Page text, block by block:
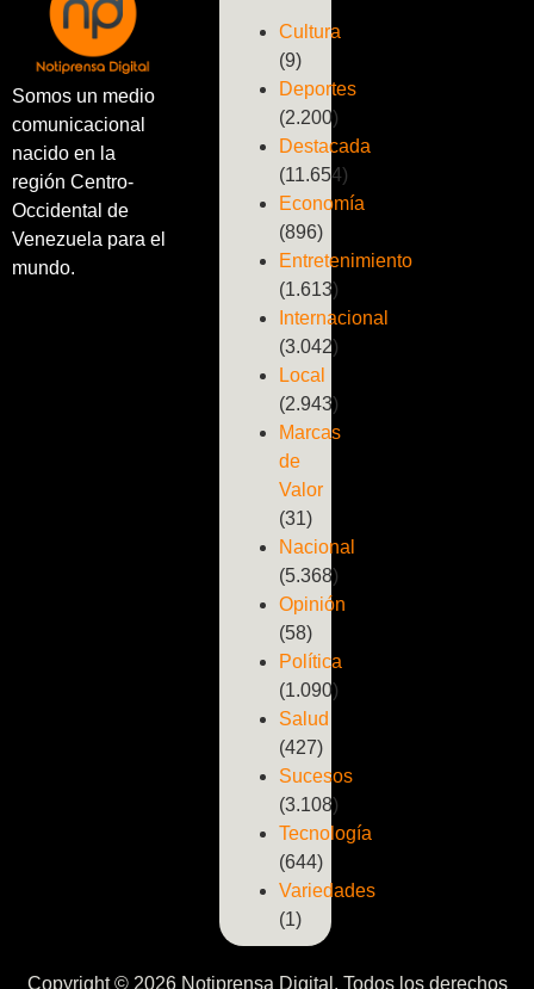
Somos un medio
comunicacional
nacido en la
región Centro-
Occidental de
Venezuela para el
mundo.
Cultura
(9)
Deportes
(2.200)
Destacada
(11.654)
Economía
(896)
Entretenimiento
(1.613)
Internacional
(3.042)
Local
(2.943)
Marcas
de
Valor
(31)
Nacional
(5.368)
Opinión
(58)
Política
(1.090)
Salud
(427)
Sucesos
(3.108)
Tecnología
(644)
Variedades
(1)
Copyright © 2026 Notiprensa Digital. Todos los derechos